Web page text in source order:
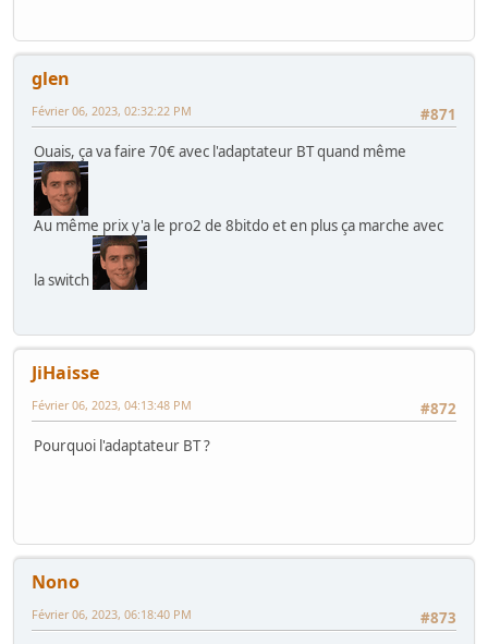
glen
#871
Février 06, 2023, 02:32:22 PM
Ouais, ça va faire 70€ avec l'adaptateur BT quand même
Au même prix y'a le pro2 de 8bitdo et en plus ça marche avec
la switch
JiHaisse
#872
Février 06, 2023, 04:13:48 PM
Pourquoi l'adaptateur BT ?
Nono
#873
Février 06, 2023, 06:18:40 PM